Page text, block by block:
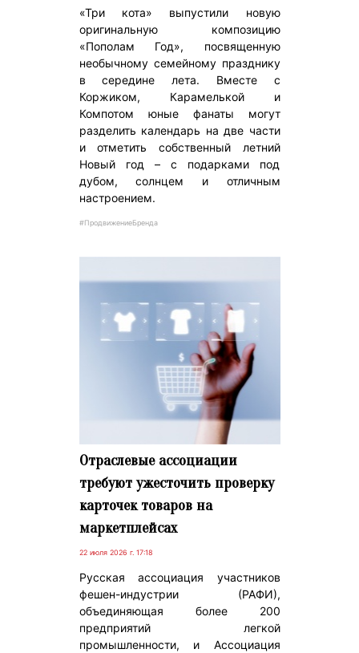
«Три кота» выпустили новую
оригинальную композицию
«Пополам Год», посвященную
необычному семейному празднику
в середине лета. Вместе с
Коржиком, Карамелькой и
Компотом юные фанаты могут
разделить календарь на две части
и отметить собственный летний
Новый год – с подарками под
дубом, солнцем и отличным
настроением.
#ПродвижениеБренда
Отраслевые ассоциации
требуют ужесточить проверку
карточек товаров на
маркетплейсах
22 июля 2026 г. 17:18
Русская ассоциация участников
фешен-индустрии (РАФИ),
объединяющая более 200
предприятий легкой
промышленности, и Ассоциация